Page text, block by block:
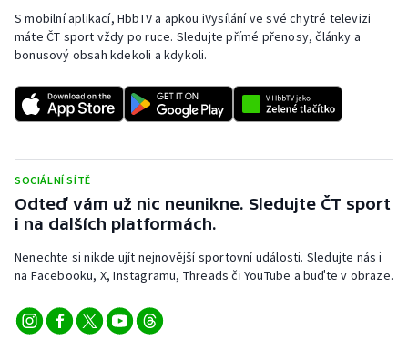
S mobilní aplikací, HbbTV a apkou iVysílání ve své chytré televizi
máte ČT sport vždy po ruce. Sledujte přímé přenosy, články a
bonusový obsah kdekoli a kdykoli.
SOCIÁLNÍ SÍTĚ
Odteď vám už nic neunikne. Sledujte ČT sport
i na dalších platformách.
Nenechte si nikde ujít nejnovější sportovní události. Sledujte nás i
na Facebooku, X, Instagramu, Threads či YouTube a buďte v obraze.